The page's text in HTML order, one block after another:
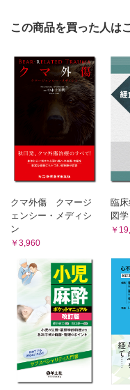
この商品を買った人は
クマ外傷 クマージ
ェンシー・メディシ
ン
￥3,960
臨
図学
￥